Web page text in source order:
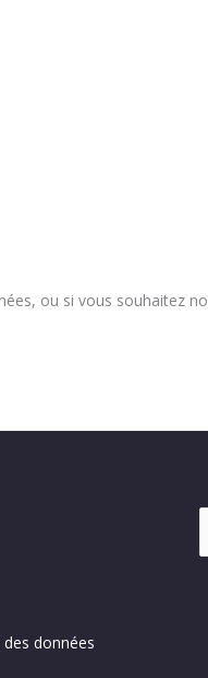
ou si vous souhaitez
données